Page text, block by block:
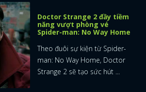
Doctor Strange 2 đầy tiềm
năng vượt phòng vé
Spider-man: No Way Home
Theo đuôi sự kiện từ Spider-
man: No Way Home, Doctor
Strange 2 sẽ tạo sức hút ...